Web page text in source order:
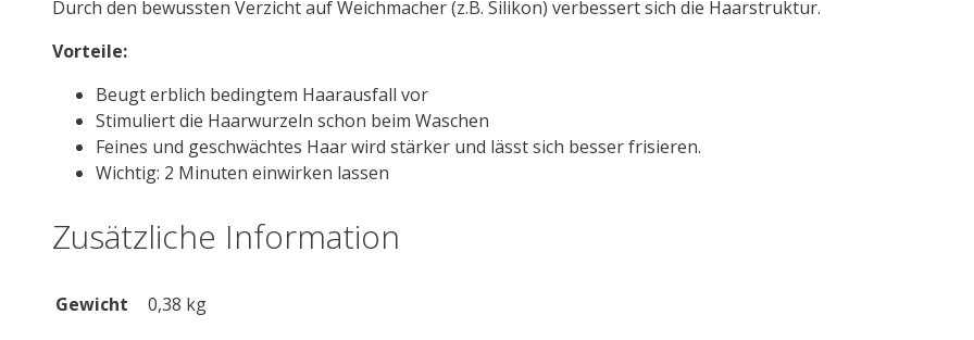
Durch den bewussten Verzicht auf Weichmacher (z.B. Silikon) verbessert sich die Haarstruktur.
Vorteile:
Beugt erblich bedingtem Haarausfall vor
Stimuliert die Haarwurzeln schon beim Waschen
Feines und geschwächtes Haar wird stärker und lässt sich besser frisieren.
Wichtig: 2 Minuten einwirken lassen
Zusätzliche Information
Gewicht 0,38 kg